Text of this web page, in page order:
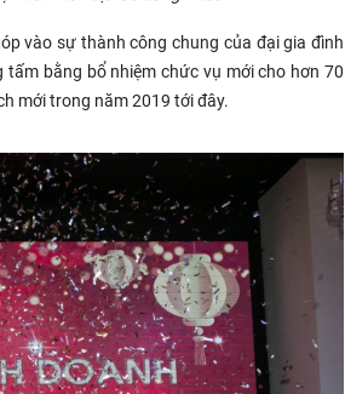
vào sự thành công chung của đại gia đình
bằng bổ nhiệm chức vụ mới cho hơn 70
mới trong năm 2019 tới đây.